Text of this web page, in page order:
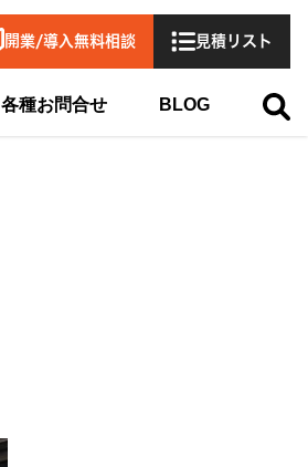
開業/導入無料相談 見積リスト
各種お問合せ BLOG